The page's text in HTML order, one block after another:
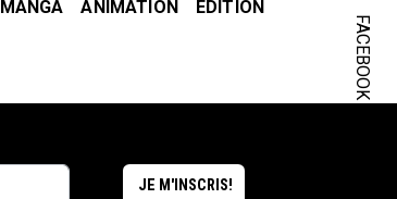
MANGA ANIMATION ÉDITION
FACEBOOK